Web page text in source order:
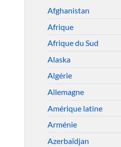
Afghanistan
Afrique
Afrique du Sud
Alaska
Algérie
Allemagne
Amérique latine
Arménie
Azerbaïdjan